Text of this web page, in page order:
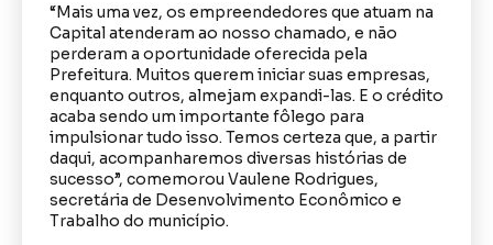
“Mais uma vez, os empreendedores que atuam na
Capital atenderam ao nosso chamado, e não
perderam a oportunidade oferecida pela
Prefeitura. Muitos querem iniciar suas empresas,
enquanto outros, almejam expandi-las. E o crédito
acaba sendo um importante fôlego para
impulsionar tudo isso. Temos certeza que, a partir
daqui, acompanharemos diversas histórias de
sucesso”, comemorou Vaulene Rodrigues,
secretária de Desenvolvimento Econômico e
Trabalho do município.